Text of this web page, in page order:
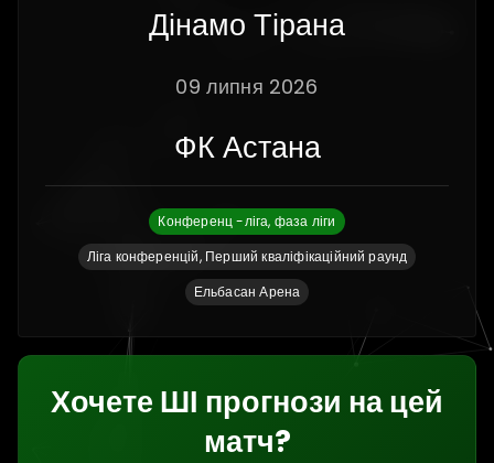
Дінамо Тірана
09 липня 2026
ФК Астана
Конференц -ліга, фаза ліги
Ліга конференцій, Перший кваліфікаційний раунд
Ельбасан Арена
Хочете ШІ прогнози на цей
матч?